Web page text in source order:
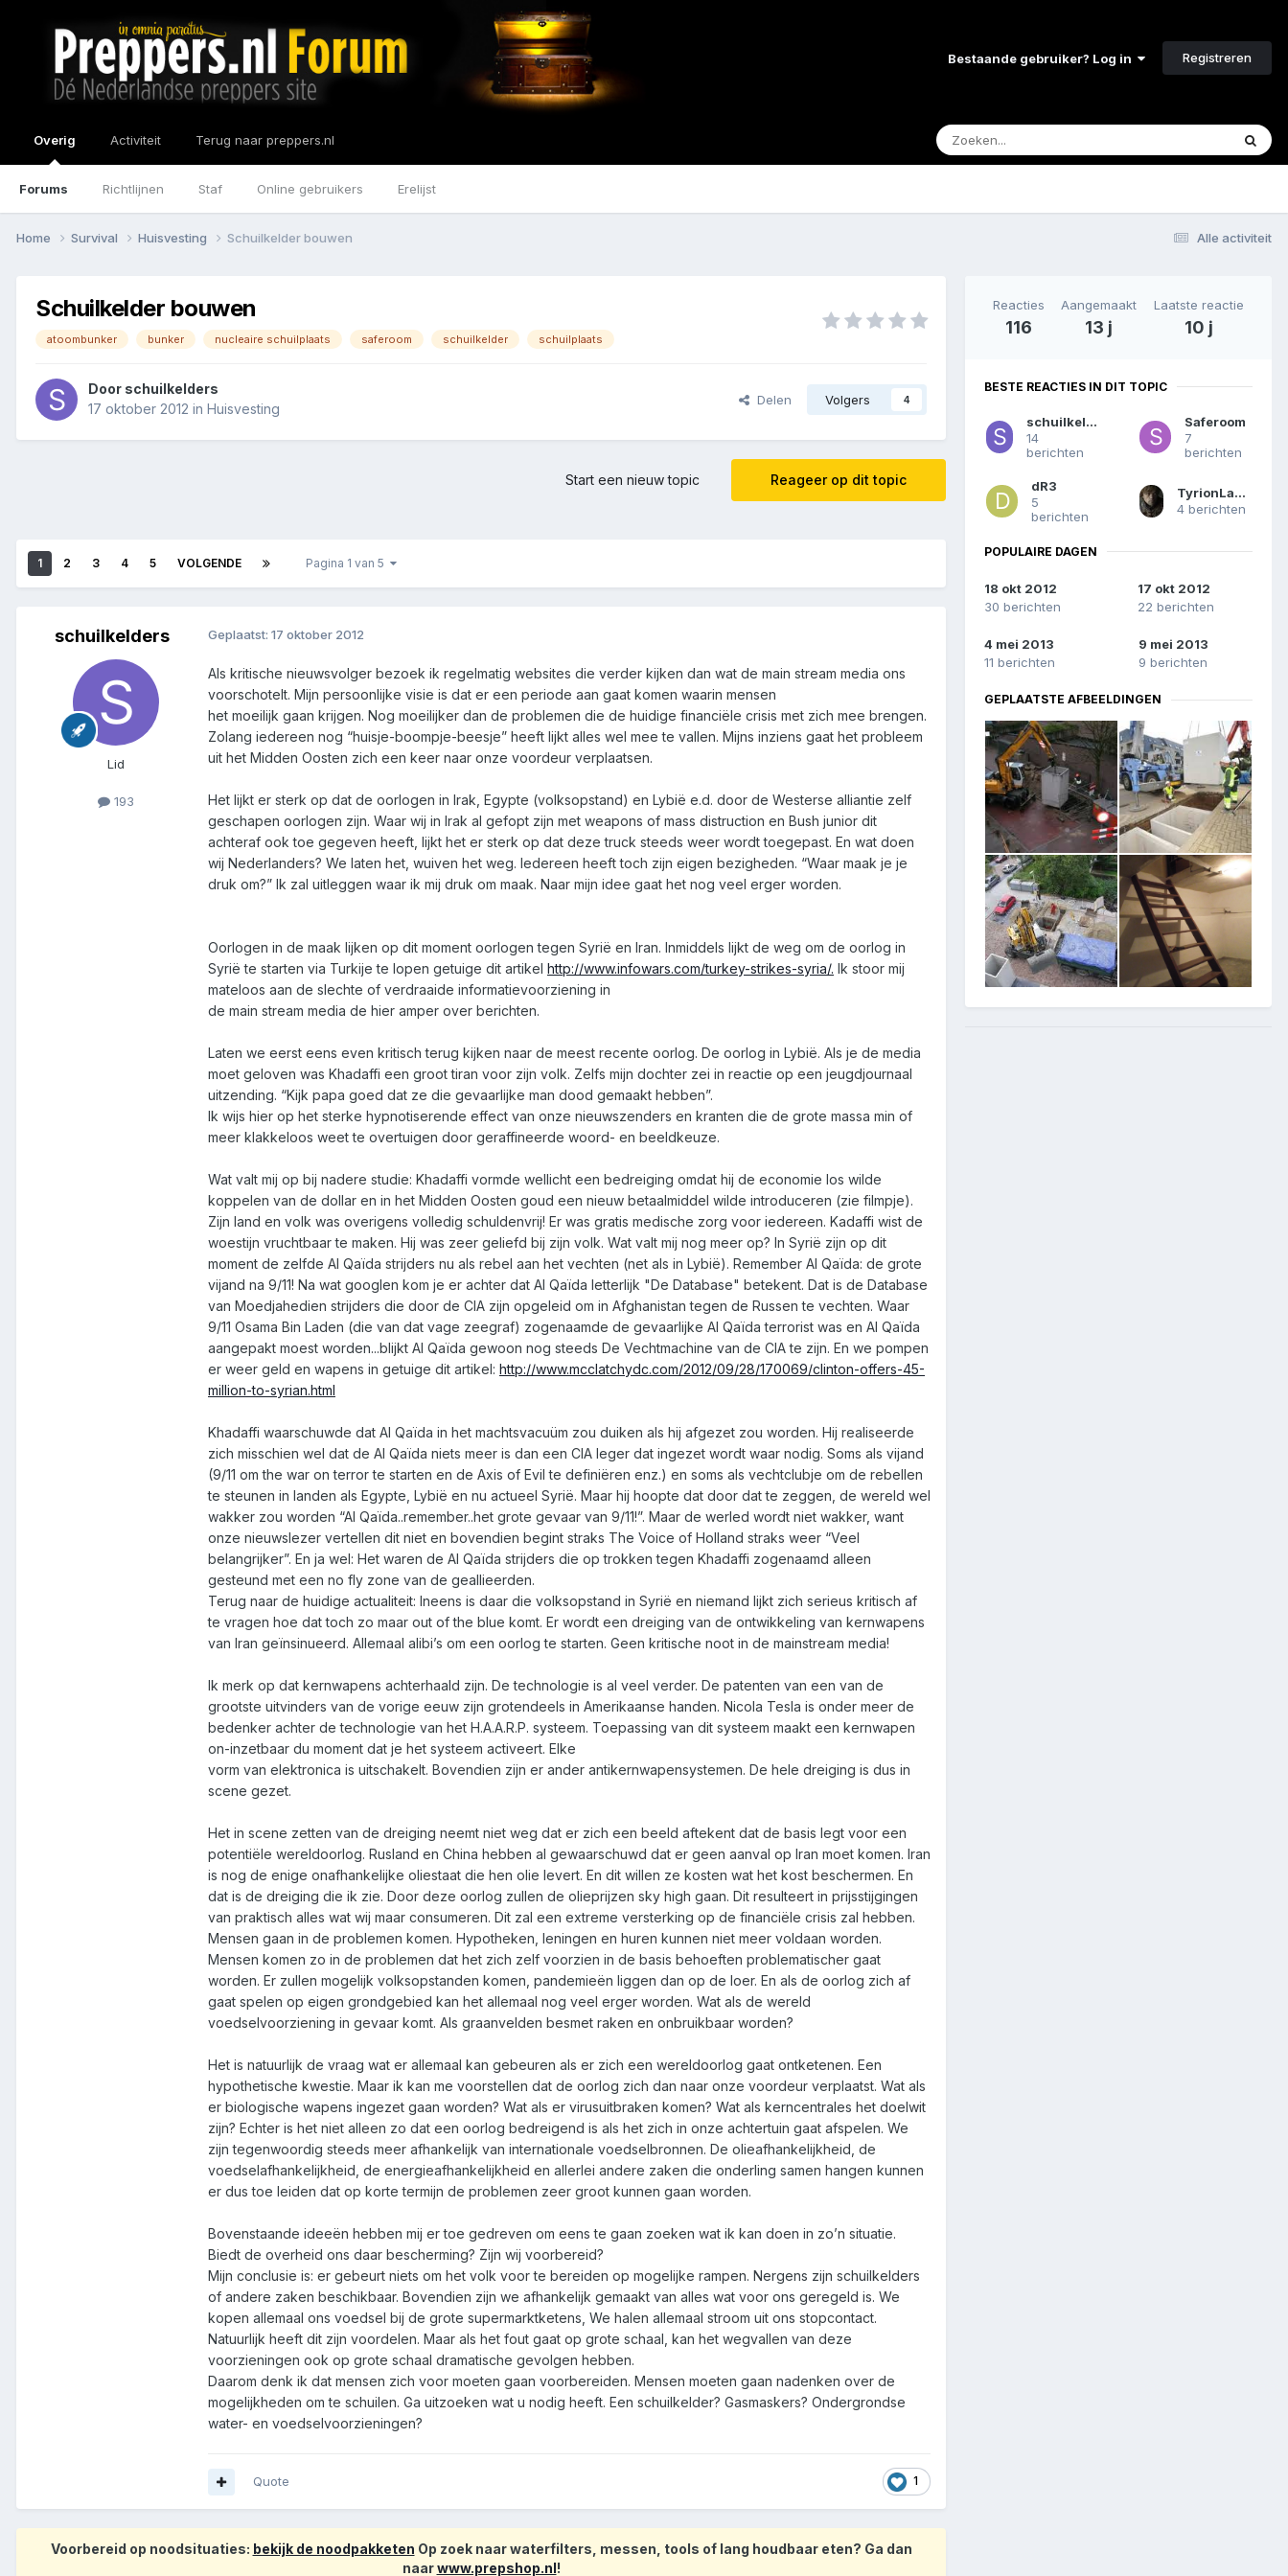
Bestaande gebruiker? Log in Registreren
Overig
Forums Richtlijnen Staf Online gebruikers Erelijst
Activiteit Terug naar preppers.nl
Alle activiteit
Home Survival Huisvesting Schuilkelder bouwen
Schuilkelder bouwen
atoombunker bunker nucleaire schuilplaats saferoom schuilkelder schuilplaats
Door schuilkelders
17 oktober 2012 in Huisvesting
Delen Volgers 4
Reageer op dit topic
Start een nieuw topic
1 2 3 4 5 VOLGENDE Pagina 1 van 5
schuilkelders
Lid
193
Geplaatst: 17 oktober 2012
Als kritische nieuwsvolger bezoek ik regelmatig websites die verder kijken dan wat de main stream media ons
voorschotelt. Mijn persoonlijke visie is dat er een periode aan gaat komen waarin mensen
het moeilijk gaan krijgen. Nog moeilijker dan de problemen die de huidige financiële crisis met zich mee brengen.
Zolang iedereen nog “huisje-boompje-beesje” heeft lijkt alles wel mee te vallen. Mijns inziens gaat het probleem
uit het Midden Oosten zich een keer naar onze voordeur verplaatsen.
Het lijkt er sterk op dat de oorlogen in Irak, Egypte (volksopstand) en Lybië e.d. door de Westerse alliantie zelf
geschapen oorlogen zijn. Waar wij in Irak al gefopt zijn met weapons of mass distruction en Bush junior dit
achteraf ook toe gegeven heeft, lijkt het er sterk op dat deze truck steeds weer wordt toegepast. En wat doen
wij Nederlanders? We laten het, wuiven het weg. Iedereen heeft toch zijn eigen bezigheden. “Waar maak je je
druk om?” Ik zal uitleggen waar ik mij druk om maak. Naar mijn idee gaat het nog veel erger worden.
Oorlogen in de maak lijken op dit moment oorlogen tegen Syrië en Iran. Inmiddels lijkt de weg om de oorlog in
Syrië te starten via Turkije te lopen getuige dit artikel http://www.infowars.com/turkey-strikes-syria/. Ik stoor mij
mateloos aan de slechte of verdraaide informatievoorziening in
de main stream media de hier amper over berichten.
Laten we eerst eens even kritisch terug kijken naar de meest recente oorlog. De oorlog in Lybië. Als je de media
moet geloven was Khadaffi een groot tiran voor zijn volk. Zelfs mijn dochter zei in reactie op een jeugdjournaal
uitzending. “Kijk papa goed dat ze die gevaarlijke man dood gemaakt hebben”.
Ik wijs hier op het sterke hypnotiserende effect van onze nieuwszenders en kranten die de grote massa min of
meer klakkeloos weet te overtuigen door geraffineerde woord- en beeldkeuze.
Wat valt mij op bij nadere studie: Khadaffi vormde wellicht een bedreiging omdat hij de economie los wilde
koppelen van de dollar en in het Midden Oosten goud een nieuw betaalmiddel wilde introduceren (zie filmpje).
Zijn land en volk was overigens volledig schuldenvrij! Er was gratis medische zorg voor iedereen. Kadaffi wist de
woestijn vruchtbaar te maken. Hij was zeer geliefd bij zijn volk. Wat valt mij nog meer op? In Syrië zijn op dit
moment de zelfde Al Qaïda strijders nu als rebel aan het vechten (net als in Lybië). Remember Al Qaïda: de grote
vijand na 9/11! Na wat googlen kom je er achter dat Al Qaïda letterlijk "De Database" betekent. Dat is de Database
van Moedjahedien strijders die door de CIA zijn opgeleid om in Afghanistan tegen de Russen te vechten. Waar
9/11 Osama Bin Laden (die van dat vage zeegraf) zogenaamde de gevaarlijke Al Qaïda terrorist was en Al Qaïda
aangepakt moest worden...blijkt Al Qaïda gewoon nog steeds De Vechtmachine van de CIA te zijn. En we pompen
er weer geld en wapens in getuige dit artikel: http://www.mcclatchydc.com/2012/09/28/170069/clinton-offers-45-
million-to-syrian.html
Khadaffi waarschuwde dat Al Qaïda in het machtsvacuüm zou duiken als hij afgezet zou worden. Hij realiseerde
zich misschien wel dat de Al Qaïda niets meer is dan een CIA leger dat ingezet wordt waar nodig. Soms als vijand
(9/11 om the war on terror te starten en de Axis of Evil te definiëren enz.) en soms als vechtclubje om de rebellen
te steunen in landen als Egypte, Lybië en nu actueel Syrië. Maar hij hoopte dat door dat te zeggen, de wereld wel
wakker zou worden “Al Qaïda..remember..het grote gevaar van 9/11!”. Maar de werled wordt niet wakker, want
onze nieuwslezer vertellen dit niet en bovendien begint straks The Voice of Holland straks weer “Veel
belangrijker”. En ja wel: Het waren de Al Qaïda strijders die op trokken tegen Khadaffi zogenaamd alleen
gesteund met een no fly zone van de geallieerden.
Terug naar de huidige actualiteit: Ineens is daar die volksopstand in Syrië en niemand lijkt zich serieus kritisch af
te vragen hoe dat toch zo maar out of the blue komt. Er wordt een dreiging van de ontwikkeling van kernwapens
van Iran geïnsinueerd. Allemaal alibi’s om een oorlog te starten. Geen kritische noot in de mainstream media!
Ik merk op dat kernwapens achterhaald zijn. De technologie is al veel verder. De patenten van een van de
grootste uitvinders van de vorige eeuw zijn grotendeels in Amerikaanse handen. Nicola Tesla is onder meer de
bedenker achter de technologie van het H.A.A.R.P. systeem. Toepassing van dit systeem maakt een kernwapen
on-inzetbaar du moment dat je het systeem activeert. Elke
vorm van elektronica is uitschakelt. Bovendien zijn er ander antikernwapensystemen. De hele dreiging is dus in
scene gezet.
Het in scene zetten van de dreiging neemt niet weg dat er zich een beeld aftekent dat de basis legt voor een
potentiële wereldoorlog. Rusland en China hebben al gewaarschuwd dat er geen aanval op Iran moet komen. Iran
is nog de enige onafhankelijke oliestaat die hen olie levert. En dit willen ze kosten wat het kost beschermen. En
dat is de dreiging die ik zie. Door deze oorlog zullen de olieprijzen sky high gaan. Dit resulteert in prijsstijgingen
van praktisch alles wat wij maar consumeren. Dit zal een extreme versterking op de financiële crisis zal hebben.
Mensen gaan in de problemen komen. Hypotheken, leningen en huren kunnen niet meer voldaan worden.
Mensen komen zo in de problemen dat het zich zelf voorzien in de basis behoeften problematischer gaat
worden. Er zullen mogelijk volksopstanden komen, pandemieën liggen dan op de loer. En als de oorlog zich af
gaat spelen op eigen grondgebied kan het allemaal nog veel erger worden. Wat als de wereld
voedselvoorziening in gevaar komt. Als graanvelden besmet raken en onbruikbaar worden?
Het is natuurlijk de vraag wat er allemaal kan gebeuren als er zich een wereldoorlog gaat ontketenen. Een
hypothetische kwestie. Maar ik kan me voorstellen dat de oorlog zich dan naar onze voordeur verplaatst. Wat als
er biologische wapens ingezet gaan worden? Wat als er virusuitbraken komen? Wat als kerncentrales het doelwit
zijn? Echter is het niet alleen zo dat een oorlog bedreigend is als het zich in onze achtertuin gaat afspelen. We
zijn tegenwoordig steeds meer afhankelijk van internationale voedselbronnen. De olieafhankelijkheid, de
voedselafhankelijkheid, de energieafhankelijkheid en allerlei andere zaken die onderling samen hangen kunnen
er dus toe leiden dat op korte termijn de problemen zeer groot kunnen gaan worden.
Bovenstaande ideeën hebben mij er toe gedreven om eens te gaan zoeken wat ik kan doen in zo’n situatie.
Biedt de overheid ons daar bescherming? Zijn wij voorbereid?
Mijn conclusie is: er gebeurt niets om het volk voor te bereiden op mogelijke rampen. Nergens zijn schuilkelders
of andere zaken beschikbaar. Bovendien zijn we afhankelijk gemaakt van alles wat voor ons geregeld is. We
kopen allemaal ons voedsel bij de grote supermarktketens, We halen allemaal stroom uit ons stopcontact.
Natuurlijk heeft dit zijn voordelen. Maar als het fout gaat op grote schaal, kan het wegvallen van deze
voorzieningen ook op grote schaal dramatische gevolgen hebben.
Daarom denk ik dat mensen zich voor moeten gaan voorbereiden. Mensen moeten gaan nadenken over de
mogelijkheden om te schuilen. Ga uitzoeken wat u nodig heeft. Een schuilkelder? Gasmaskers? Ondergrondse
water- en voedselvoorzieningen?
1
Quote
Voorbereid op noodsituaties: bekijk de noodpakketen Op zoek naar waterfilters, messen, tools of lang houdbaar eten? Ga dan
naarwww.prepshop.nl!
Reacties
116
Aangemaakt
13 j
Laatste reactie
10 j
BESTE REACTIES IN DIT TOPIC
schuilkelders
14
berichten
Saferoom
7
berichten
dR3
5
berichten
TyrionLannister
4 berichten
POPULAIRE DAGEN
18 okt 2012
30 berichten
17 okt 2012
22 berichten
4 mei 2013
11 berichten
9 mei 2013
9 berichten
GEPLAATSTE AFBEELDINGEN